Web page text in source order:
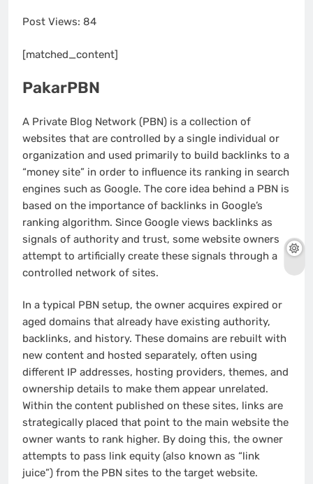
Post Views: 84
[matched_content]
PakarPBN
A Private Blog Network (PBN) is a collection of
websites that are controlled by a single individual or
organization and used primarily to build backlinks to a
“money site” in order to influence its ranking in search
engines such as Google. The core idea behind a PBN is
based on the importance of backlinks in Google’s
ranking algorithm. Since Google views backlinks as
signals of authority and trust, some website owners
attempt to artificially create these signals through a
controlled network of sites.
In a typical PBN setup, the owner acquires expired or
aged domains that already have existing authority,
backlinks, and history. These domains are rebuilt with
new content and hosted separately, often using
different IP addresses, hosting providers, themes, and
ownership details to make them appear unrelated.
Within the content published on these sites, links are
strategically placed that point to the main website the
owner wants to rank higher. By doing this, the owner
attempts to pass link equity (also known as “link
juice”) from the PBN sites to the target website.